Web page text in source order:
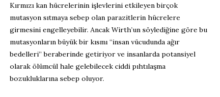
Kırmızı kan hücrelerinin işlevlerini etkileyen birçok
mutasyon sıtmaya sebep olan parazitlerin hücrelere
girmesini engelleyebilir. Ancak Wirth’un söylediğine göre bu
mutasyonların büyük bir kısmı “insan vücudunda ağır
bedelleri” beraberinde getiriyor ve insanlarda potansiyel
olarak ölümcül hale gelebilecek ciddi pıhtılaşma
bozukluklarına sebep oluyor.